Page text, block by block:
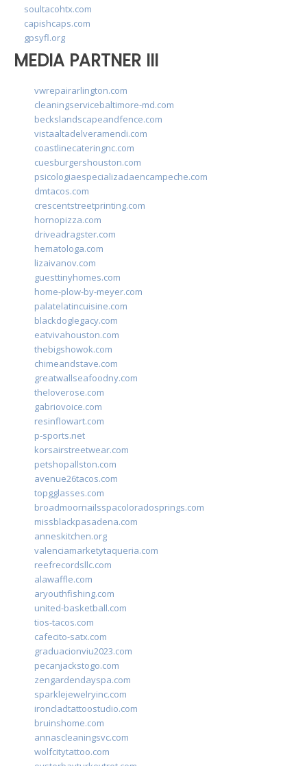
soultacohtx.com
capishcaps.com
gpsyfl.org
MEDIA PARTNER III
vwrepairarlington.com
cleaningservicebaltimore-md.com
beckslandscapeandfence.com
vistaaltadelveramendi.com
coastlinecateringnc.com
cuesburgershouston.com
psicologiaespecializadaencampeche.com
dmtacos.com
crescentstreetprinting.com
hornopizza.com
driveadragster.com
hematologa.com
lizaivanov.com
guesttinyhomes.com
home-plow-by-meyer.com
palatelatincuisine.com
blackdoglegacy.com
eatvivahouston.com
thebigshowok.com
chimeandstave.com
greatwallseafoodny.com
theloverose.com
gabriovoice.com
resinflowart.com
p-sports.net
korsairstreetwear.com
petshopallston.com
avenue26tacos.com
topgglasses.com
broadmoornailsspacoloradosprings.com
missblackpasadena.com
anneskitchen.org
valenciamarketytaqueria.com
reefrecordsllc.com
alawaffle.com
aryouthfishing.com
united-basketball.com
tios-tacos.com
cafecito-satx.com
graduacionviu2023.com
pecanjackstogo.com
zengardendayspa.com
sparklejewelryinc.com
ironcladtattoostudio.com
bruinshome.com
annascleaningsvc.com
wolfcitytattoo.com